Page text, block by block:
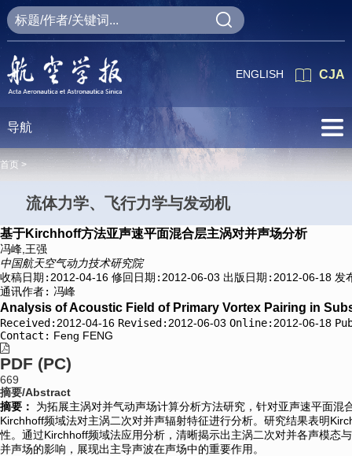
CJA
ENGLISH
导航
首页 >
流体力学、飞行力学与发动机
基于Kirchhoff方法亚声速平面混合层主涡对并声场分析
冯峰,王强
中国航天空气动力技术研究院
收稿日期: 2012-04-16 修回日期: 2012-06-03 出版日期: 2012-06-18 发
通讯作者: 冯峰
Analysis of Acoustic Field of Primary Vortex Pairing in
Received: 2012-04-16 Revised: 2012-06-03 Online: 2012-06-18
Contact: Feng FENG
PDF (PC)
669
摘要/Abstract
摘要： 为拓展主涡对并气动声场计算分析方法研究，针对亚声速平面
Kirchhoff频域法对主涡二次对并声辐射特征进行分析。研究结果表明
性。通过Kirchhoff频域法应用分析，清晰揭示出主涡二次对并各声模态
并声场的影响，展现出主导声波在声场中的重要作用。